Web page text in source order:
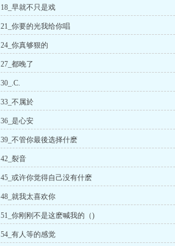
18_早就不只是戏
21_你要的光我给你唱
24_你真够狠的
27_都晚了
30_.C.
33_不属於
36_是心安
39_不管你最後选择什麽
42_裂音
45_或许你觉得自己没有什麽
48_就我太喜欢你
51_你刚刚不是这麽喊我的（)
54_有人等的感觉